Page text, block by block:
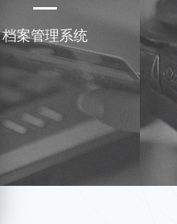
档案管理系统